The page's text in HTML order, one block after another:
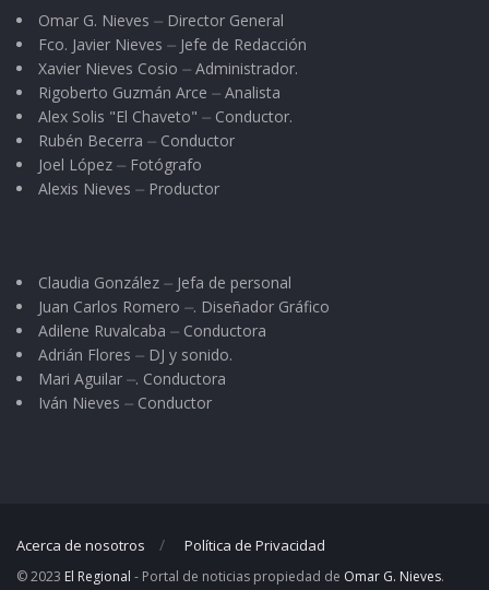
Omar G. Nieves ⏤ Director General
Fco. Javier Nieves ⏤ Jefe de Redacción
Xavier Nieves Cosio ⏤ Administrador.
Rigoberto Guzmán Arce ⏤ Analista
Alex Solis "El Chaveto" ⏤ Conductor.
Rubén Becerra ⏤ Conductor
Joel López ⏤ Fotógrafo
Alexis Nieves ⏤ Productor
Claudia González ⏤ Jefa de personal
Juan Carlos Romero ⏤. Diseñador Gráfico
Adilene Ruvalcaba ⏤ Conductora
Adrián Flores ⏤ DJ y sonido.
Mari Aguilar ⏤. Conductora
Iván Nieves ⏤ Conductor
Acerca de nosotros Política de Privacidad
© 2023 El Regional - Portal de noticias propiedad de Omar G. Nieves.